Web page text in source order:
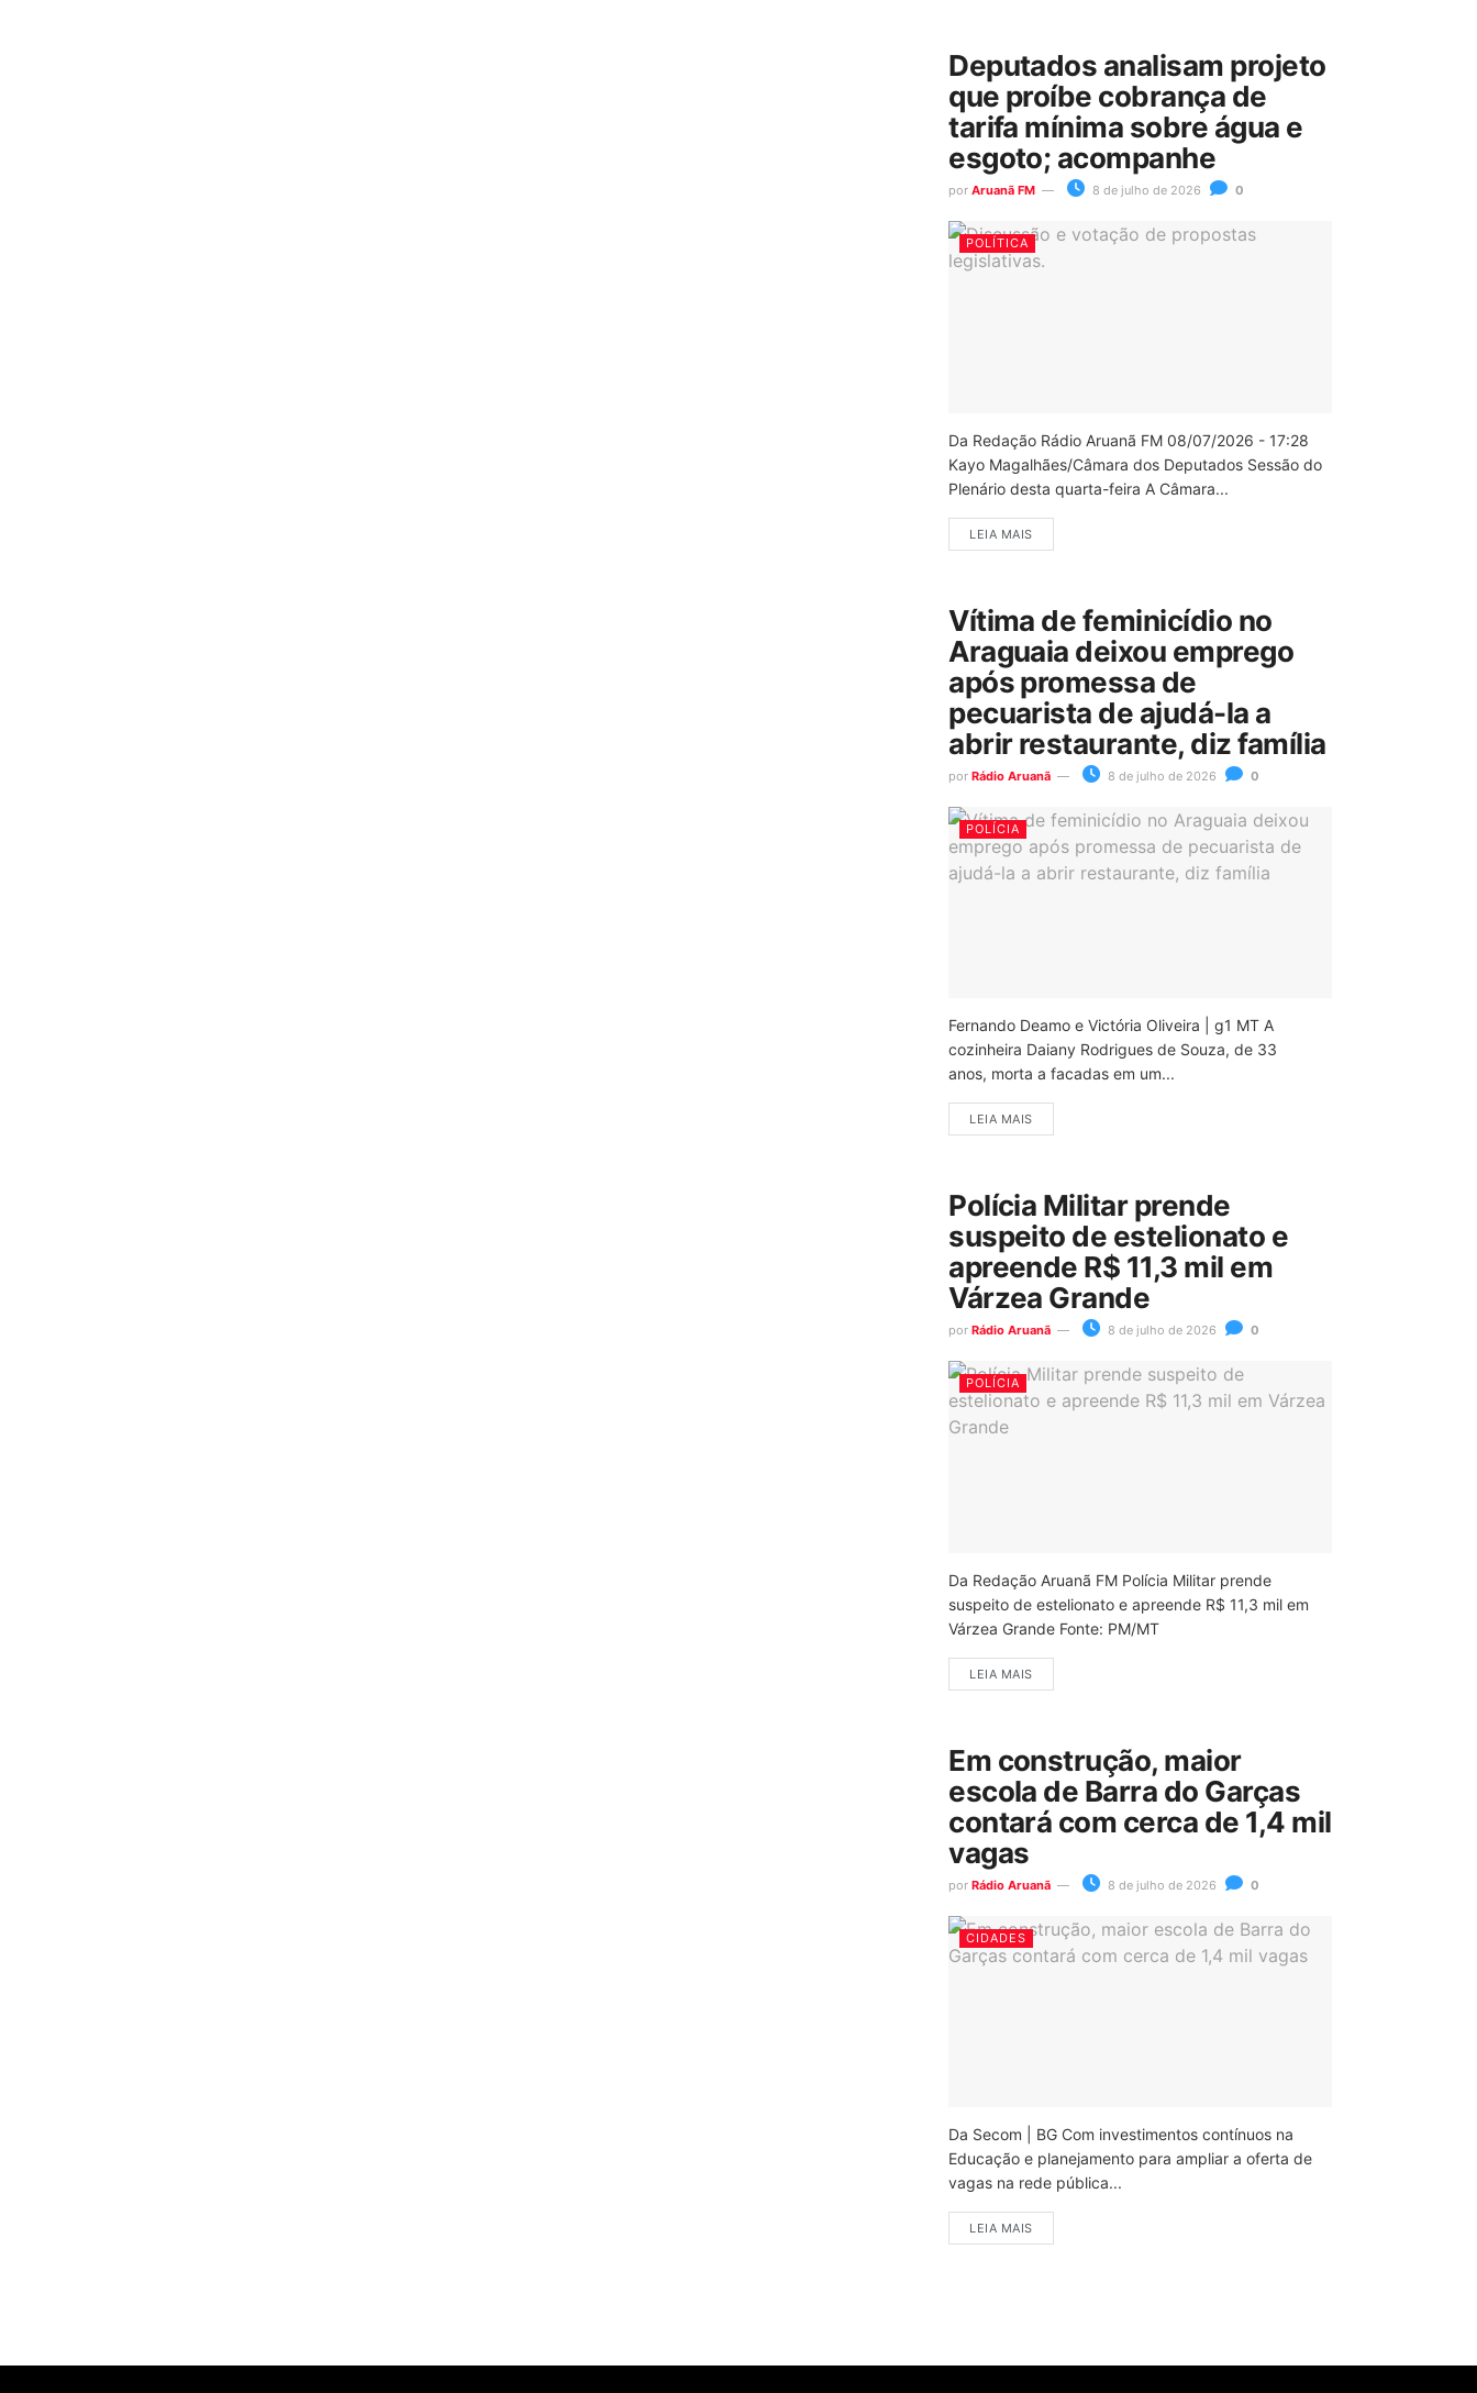
Deputados analisam projeto
que proíbe cobrança de
tarifa mínima sobre água e
esgoto; acompanhe
por Aruanã FM 8 de julho de 2026 0
POLÍTICA
Da Redação Rádio Aruanã FM 08/07/2026 - 17:28
Kayo Magalhães/Câmara dos Deputados Sessão do
Plenário desta quarta-feira A Câmara...
LEIA MAIS
Vítima de feminicídio no
Araguaia deixou emprego
após promessa de
pecuarista de ajudá-la a
abrir restaurante, diz família
por Rádio Aruanã 8 de julho de 2026 0
POLÍCIA
Fernando Deamo e Victória Oliveira | g1 MT A
cozinheira Daiany Rodrigues de Souza, de 33
anos, morta a facadas em um...
LEIA MAIS
Polícia Militar prende
suspeito de estelionato e
apreende R$ 11,3 mil em
Várzea Grande
por Rádio Aruanã 8 de julho de 2026 0
POLÍCIA
Da Redação Aruanã FM Polícia Militar prende
suspeito de estelionato e apreende R$ 11,3 mil em
Várzea Grande Fonte: PM/MT
LEIA MAIS
Em construção, maior
escola de Barra do Garças
contará com cerca de 1,4 mil
vagas
por Rádio Aruanã 8 de julho de 2026 0
CIDADES
Da Secom | BG Com investimentos contínuos na
Educação e planejamento para ampliar a oferta de
vagas na rede pública...
LEIA MAIS